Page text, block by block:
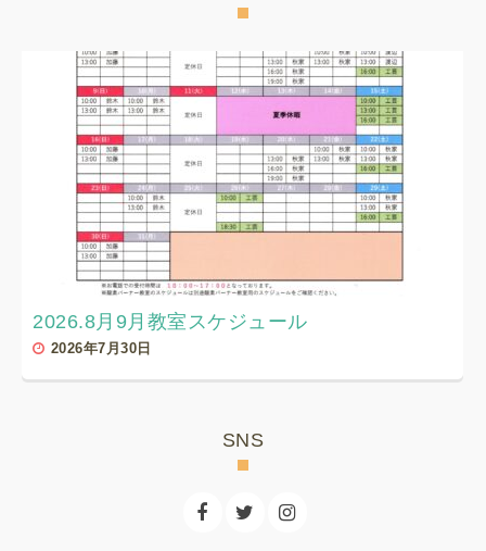
2026.8月9月教室スケジュール
2026年7月30日
SNS